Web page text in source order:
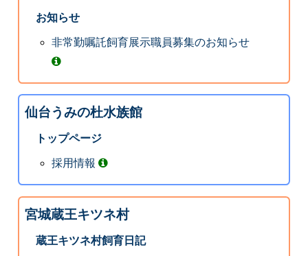
お知らせ
非常勤嘱託飼育展示職員募集のお知らせ
仙台うみの杜水族館
トップページ
採用情報
宮城蔵王キツネ村
蔵王キツネ村飼育日記